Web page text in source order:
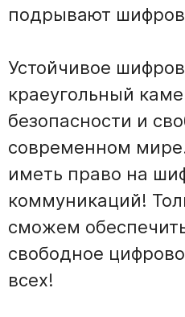
подрывают
Устойчивое
краеугольный
безопасности и
современном
иметь право на
коммуникаций!
сможем
свободное
всех!